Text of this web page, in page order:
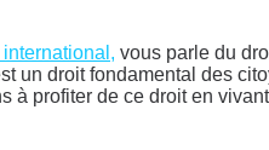
vous parle du
un droit fondamental des
à profiter de ce droit en